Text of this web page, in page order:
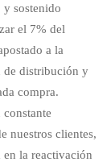
y sostenido
el 7% del
a la
de distribución y
compra.
nuestros clientes,
en la reactivación